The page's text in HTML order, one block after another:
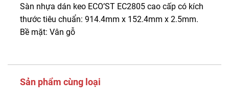
Sàn nhựa dán keo ECO’ST EC2805 cao cấp có kích
thước tiêu chuẩn: 914.4mm x 152.4mm x 2.5mm.
Bề mặt: Vân gỗ
Sản phẩm cùng loại